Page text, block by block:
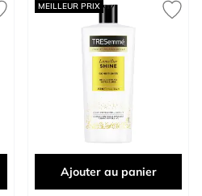
MEILLEUR PRIX
Ajouter au panier